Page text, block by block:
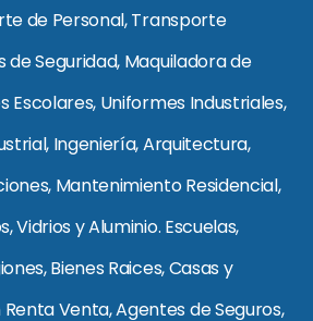
de Personal, Transporte
de Seguridad, Maquiladora de
Escolares, Uniformes Industriales,
Ingeniería, Arquitectura,
Mantenimiento Residencial,
Vidrios y Aluminio. Escuelas,
Bienes Raices, Casas y
Venta, Agentes de Seguros,